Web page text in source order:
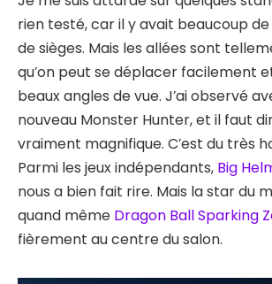
rien testé, car il y avait beaucoup
de sièges. Mais les allées sont
qu’on peut se déplacer facilement
beaux angles de vue. J’ai observé
nouveau Monster Hunter, et il faut
vraiment magnifique. C’est du très
Parmi les jeux indépendants, Big
nous a bien fait rire. Mais la star du
quand même Dragon Ball Sparking
fièrement au centre du salon.